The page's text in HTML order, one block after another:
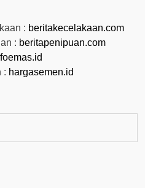
: beritakecelakaan.com
: beritapenipuan.com
: hargasemen.id